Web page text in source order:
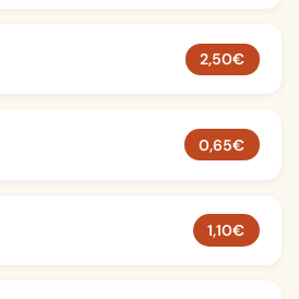
2,50€
0,65€
1,10€